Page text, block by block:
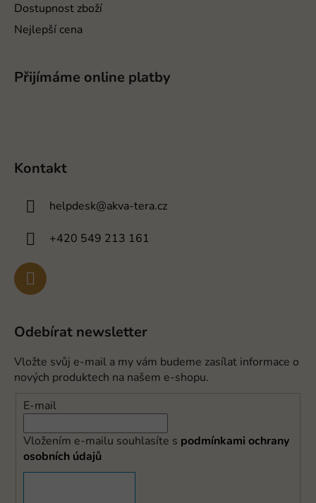
Dostupnost zboží
Nejlepší cena
Přijímáme online platby
Kontakt
helpdesk@akva-tera.cz
+420 549 213 161
Odebírat newsletter
Vložte svůj e-mail a my vám budeme zasílat informace o
nových produktech na našem e-shopu.
E-mail
Vložením e-mailu souhlasíte s podmínkami ochrany
osobních údajů